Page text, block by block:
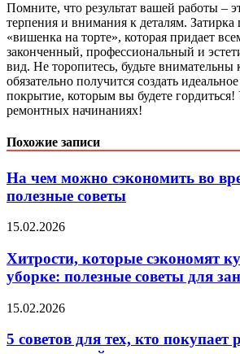
Помните, что результат вашей работы –
терпения и внимания к деталям. Затирка
«вишенка на торте», которая придает
законченный, профессиональный и
вид. Не торопитесь, будьте внимательны
обязательно получится создать
покрытие, которым вы будете
ремонтных начинаниях!
Похожие записи
На чем можно сэкономить во
полезные советы
15.02.2026
Хитрости, которые сэкономят
уборке: полезные советы для
15.02.2026
5 советов для тех, кто покупает